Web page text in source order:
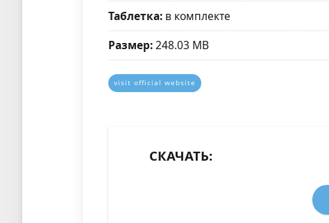
Таблетка: в комплекте
Размер:248.03 MB
visit official website
СКАЧАТЬ: